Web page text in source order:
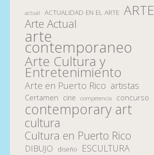
actual ACTUALIDAD EN EL ARTE ARTE
Arte Actual
arte
contemporaneo
Arte Cultura y
Entretenimiento
Arte en Puerto Rico artistas
Certamen cine competencia concurso
contemporary art
cultura
Cultura en Puerto Rico
DIBUJO diseño ESCULTURA